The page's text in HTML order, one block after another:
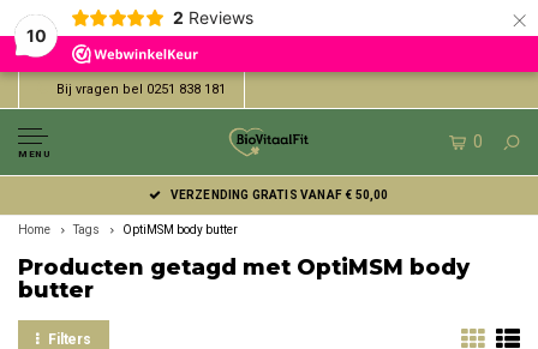
10
2 Reviews ×
Bij vragen bel 0251 838 181
MENU
0
VERZENDING GRATIS VANAF € 50,00
Home Tags OptiMSM body butter
Producten getagd met OptiMSM body
butter
Filters